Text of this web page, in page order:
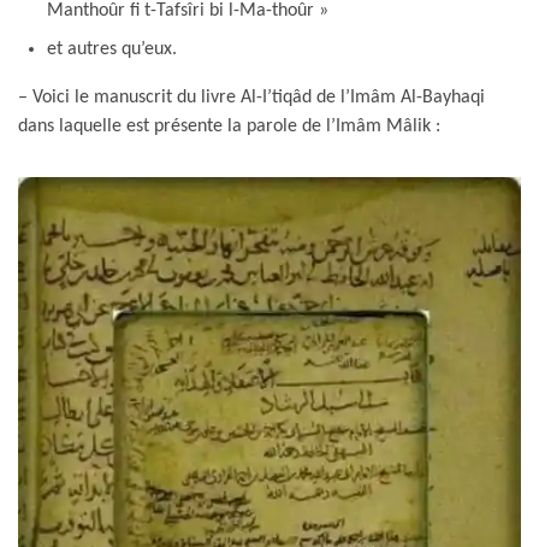
Manthoûr fi t-Tafsîri bi l-Ma-thoûr »
et autres qu’eux.
– Voici le manuscrit du livre Al-I’tiqâd de l’Imâm Al-Bayhaqi
dans laquelle est présente la parole de l’Imâm Mâlik :